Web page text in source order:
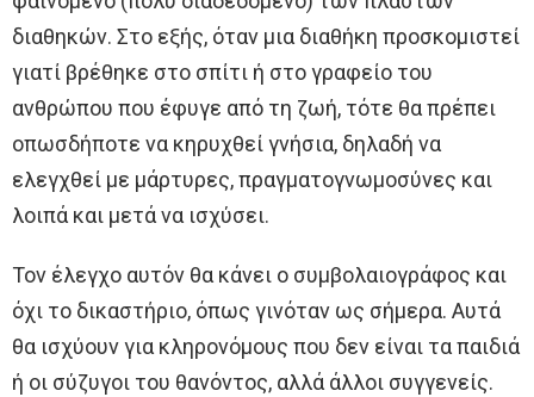
διαθηκών. Στο εξής, όταν μια διαθήκη προσκομιστεί
γιατί βρέθηκε στο σπίτι ή στο γραφείο του
ανθρώπου που έφυγε από τη ζωή, τότε θα πρέπει
οπωσδήποτε να κηρυχθεί γνήσια, δηλαδή να
ελεγχθεί με μάρτυρες, πραγματογνωμοσύνες και
λοιπά και μετά να ισχύσει.
Τον έλεγχο αυτόν θα κάνει ο συμβολαιογράφος και
όχι το δικαστήριο, όπως γινόταν ως σήμερα. Αυτά
θα ισχύουν για κληρονόμους που δεν είναι τα παιδιά
ή οι σύζυγοι του θανόντος, αλλά άλλοι συγγενείς.